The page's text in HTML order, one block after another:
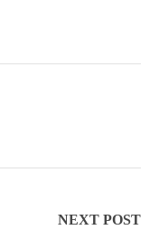
NEXT POST